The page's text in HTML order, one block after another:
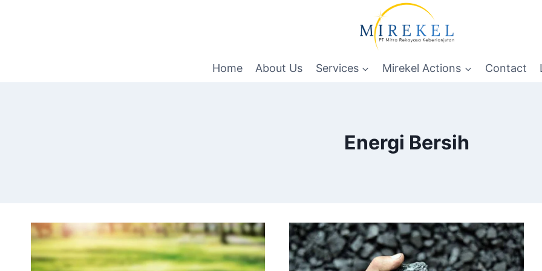
Home About Us Services Mirekel Actions Contact
Energi Bersih